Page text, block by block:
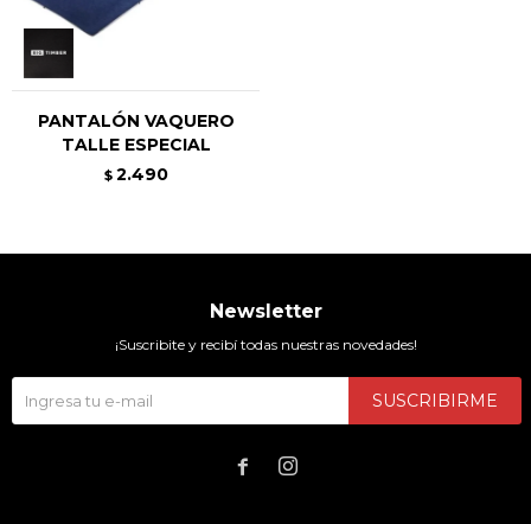
PANTALÓN VAQUERO
TALLE ESPECIAL
$ 2.490
Newsletter
¡Suscribite y recibí todas nuestras novedades!
SUSCRIBIRME
 